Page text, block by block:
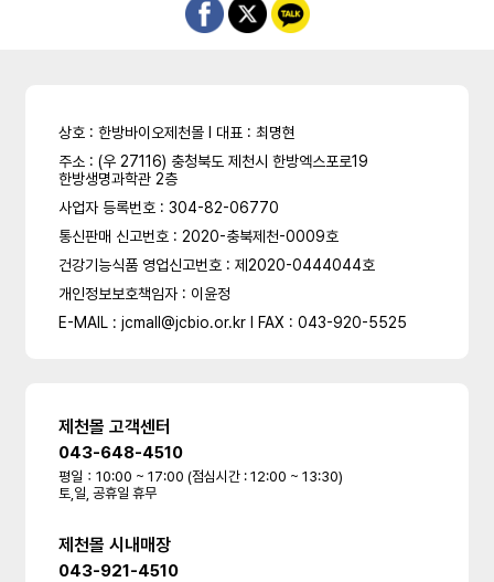
상호 : 한방바이오제천몰 l 대표 : 최명현
주소 : (우 27116) 충청북도 제천시 한방엑스포로19
한방생명과학관 2층
사업자 등록번호 : 304-82-06770
통신판매 신고번호 : 2020-충북제천-0009호
건강기능식품 영업신고번호 : 제2020-0444044호
개인정보보호책임자 : 이윤정
E-MAIL : jcmall@jcbio.or.kr l FAX : 043-920-5525
제천몰 고객센터
043-648-4510
평일：10:00 ~ 17:00 (점심시간 : 12:00 ~ 13:30)
토,일, 공휴일 휴무
제천몰 시내매장
043-921-4510